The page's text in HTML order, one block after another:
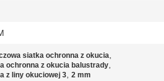
siatka ochronna z okucia,
ochronna z okucia balustrady,
z liny okuciowej 3,2 mm